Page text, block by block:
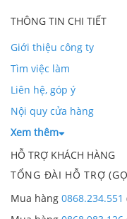
THÔNG TIN CHI TIẾT
Giới thiệu công ty
Tìm việc làm
Liên hệ, góp ý
Nội quy cửa hàng
Xem thêm
HỖ TRỢ KHÁCH HÀNG
TỔNG ĐÀI HỖ TRỢ
Mua hàng 0868.234.551